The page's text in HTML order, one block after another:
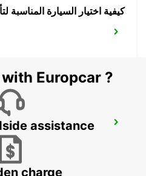
DE LA SABINA
كيفية اختيار السيارة المناسبة
Europcar ?
assistance
charge